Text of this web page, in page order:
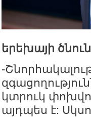
երեխայի
-
կտրուկ
այդպես է: